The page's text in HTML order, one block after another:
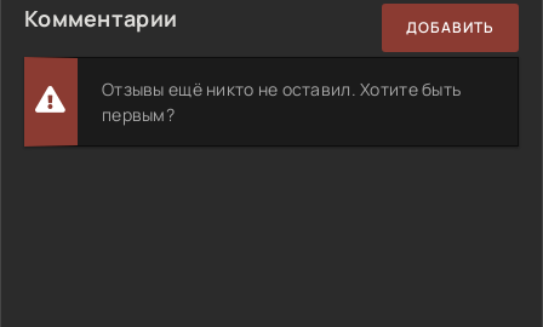
Комментарии ДОБАВИТЬ
Отзывы ещё никто не оставил. Хотите быть
первым?